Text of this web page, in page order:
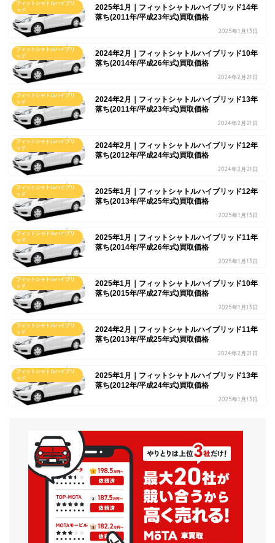
フィットシャトルハイブリ
ッド
2025年1月｜フィットシャトルハイブリッド14年
落ち(2011年/平成23年式)買取価格
2025年1月13日
フィットシャトルハイブリ
ッド
2024年2月｜フィットシャトルハイブリッド10年
落ち(2014年/平成26年式)買取価格
2024年2月21日
フィットシャトルハイブリ
ッド
2024年2月｜フィットシャトルハイブリッド13年
落ち(2011年/平成23年式)買取価格
2024年2月21日
フィットシャトルハイブリ
ッド
2024年2月｜フィットシャトルハイブリッド12年
落ち(2012年/平成24年式)買取価格
2024年2月21日
フィットシャトルハイブリ
ッド
2025年1月｜フィットシャトルハイブリッド12年
落ち(2013年/平成25年式)買取価格
2025年1月13日
フィットシャトルハイブリ
ッド
2025年1月｜フィットシャトルハイブリッド11年
落ち(2014年/平成26年式)買取価格
2025年1月13日
フィットシャトルハイブリ
ッド
2025年1月｜フィットシャトルハイブリッド10年
落ち(2015年/平成27年式)買取価格
2025年1月13日
フィットシャトルハイブリ
ッド
2024年2月｜フィットシャトルハイブリッド11年
落ち(2013年/平成25年式)買取価格
2024年2月21日
フィットシャトルハイブリ
ッド
2025年1月｜フィットシャトルハイブリッド13年
落ち(2012年/平成24年式)買取価格
2025年1月13日